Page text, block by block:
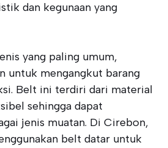
dan kegunaan yang
yang paling umum,
untuk mengangkut barang
Belt ini terdiri dari material
sehingga dapat
jenis muatan. Di Cirebon,
belt datar untuk